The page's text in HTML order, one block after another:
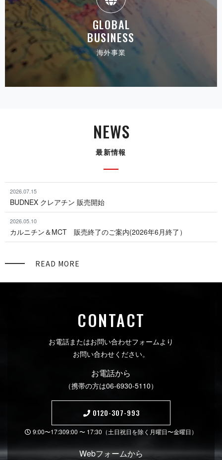
GLOBAL
BUSINESS
海 外 事 業
N E W S
最 新 情 報
2026.07.15
BUDNEX ク レ ア チ ン 販売開始
2026.05.10
カルニチン＆MCT 販売終了のご案内(2026年6月終了）
READ MORE
CON T A C T
お電話またはお問い合わせフォームより
お問い合わせください。
お 電 話 か ら
（携帯の方は06-6930-5 1 1 0 ）
0120-307-993
9:00〜17:309:00 〜 17:30（土日祝日を除く月曜日〜金曜日）
Webフォ ー ム か ら